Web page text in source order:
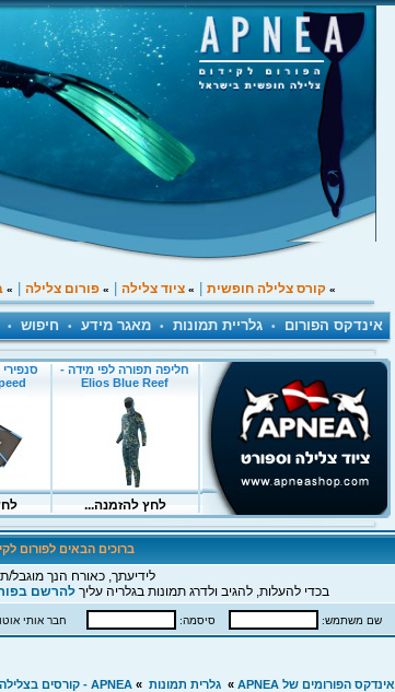
» קורס צלילה חופשית |
» ציוד צלילה |
» פורום צלילה |
»
אינדקס הפורום • גלריית תמונות • מאגר מידע • חיפוש •
ברוכים הבאים לפורום
לידיעתך, כאורח הנך מוגבל/
בכדי להעלות, להגיב ולדרג תמונות בגלריה עליךלהרשם
שם משתמש: סיסמה: חבר אותי
אינדקס הפורומים של APNEA » גלרית תמונות » APNEA - קורסים בצלילה חופשית 2010